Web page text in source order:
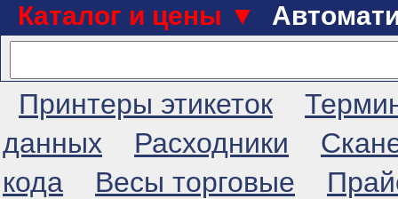
Каталог и цены ▼
Принтеры этикеток
данных
Расходники
кода
Весы торговые